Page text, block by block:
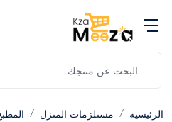
الرئيسية مستلزمات المنزل